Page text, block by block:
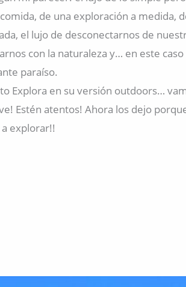
de una exploración a medida,
el lujo de desconectarnos de
con la naturaleza y… en este
paraíso.
Explora en su versión outdoors…
Estén atentos! Ahora los dejo
explorar!!